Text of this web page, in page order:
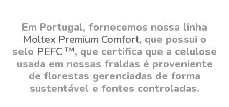
Em Portugal, fornecemos nossa linha
Moltex Premium Comfort, que possui o
selo PEFC ™, que certifica que a celulose
usada em nossas fraldas é proveniente
de florestas gerenciadas de forma
sustentável e fontes controladas.